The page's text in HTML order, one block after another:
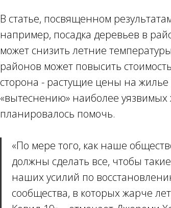
В статье, посвященном
например, посадка деревьев в
может снизить летние
районов может повысить
сторона - растущие цены на жилье
«вытеснению» наиболее
планировалось помочь.
«По мере того, как наше
должны сделать все, чтобы
наших усилий по
сообщества, в которых жарче